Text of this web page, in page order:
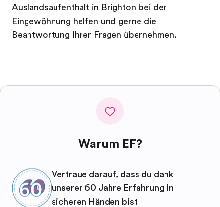
Auslandsaufenthalt in Brighton bei der
Eingewöhnung helfen und gerne die
Beantwortung Ihrer Fragen übernehmen.
Warum EF?
Vertraue darauf, dass du dank
unserer 60 Jahre Erfahrung in
sicheren Händen bist